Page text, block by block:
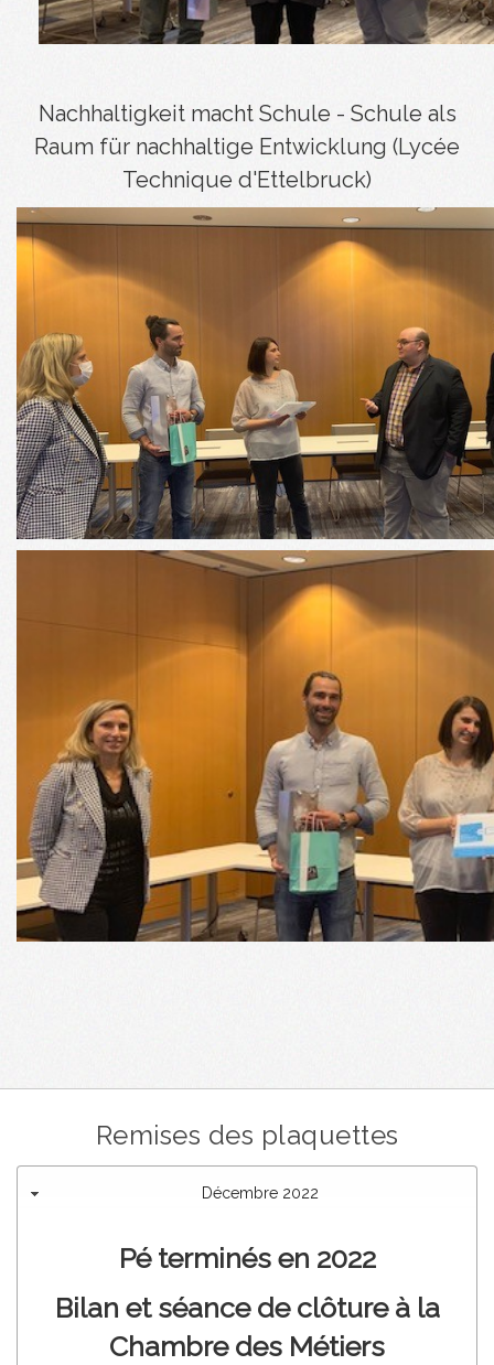
Nachhaltigkeit macht Schule - Schule als
Raum für nachhaltige Entwicklung (Lycée
Technique d'Ettelbruck)
Remises des plaquettes
Décembre 2022
Pé terminés en 2022
Bilan et séance de clôture à la
Chambre des Métiers